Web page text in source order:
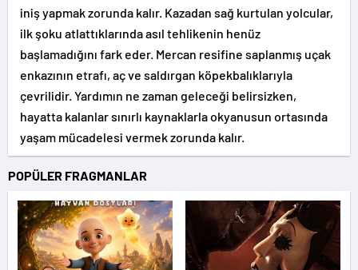
iniş yapmak zorunda kalır. Kazadan sağ kurtulan yolcular,
ilk şoku atlattıklarında asıl tehlikenin henüz
başlamadığını fark eder. Mercan resifine saplanmış uçak
enkazının etrafı, aç ve saldırgan köpekbalıklarıyla
çevrilidir. Yardımın ne zaman geleceği belirsizken,
hayatta kalanlar sınırlı kaynaklarla okyanusun ortasında
yaşam mücadelesi vermek zorunda kalır.
POPÜLER FRAGMANLAR